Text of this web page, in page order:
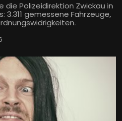
die Polizeidirektion Zwickau in
3.311 gemessene Fahrzeuge,